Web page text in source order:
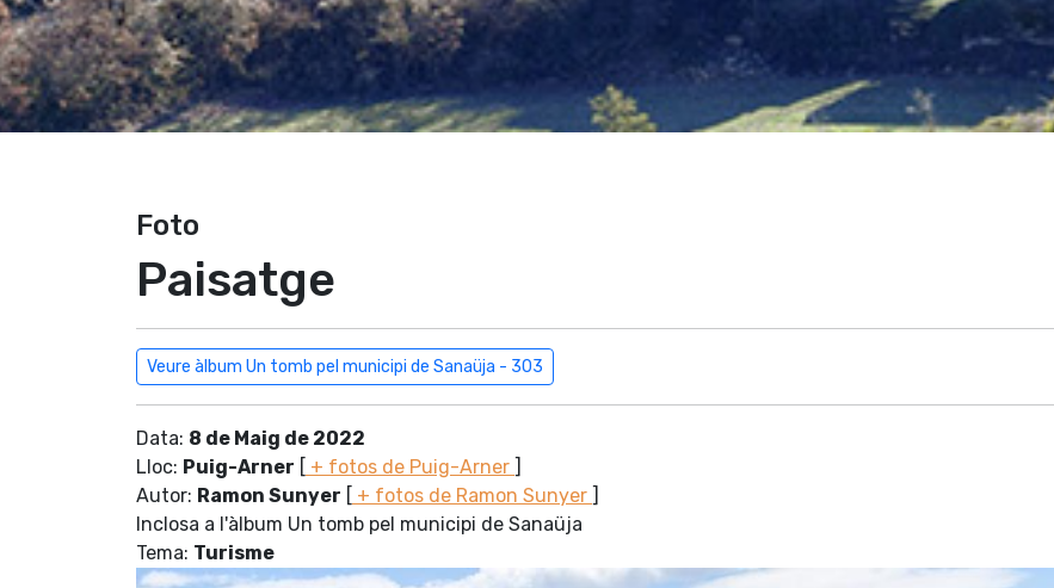
Foto
Paisatge
Veure àlbum Un tomb pel municipi de Sanaüja - 303
Data: 8 de Maig de 2022
Lloc: Puig-Arner [ + fotos de Puig-Arner ]
Autor: Ramon Sunyer [ + fotos de Ramon Sunyer ]
Inclosa a l'àlbum Un tomb pel municipi de Sanaüja
Tema: Turisme